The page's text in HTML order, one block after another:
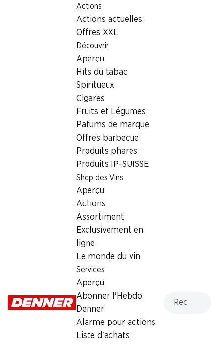
Actions
Actions actuelles
Offres XXL
Découvrir
Aperçu
Hits du tabac
Spiritueux
Cigares
Fruits et Légumes
Pafums de marque
Offres barbecue
Produits phares
Produits IP-SUISSE
Shop des Vins
Aperçu
Actions
Assortiment
Exclusivement en
ligne
Le monde du vin
Services
Aperçu
Abonner l'Hebdo
Denner
Alarme pour actions
Liste d'achats
Localisateur de succursales
Succursale Denner Emmentalstrasse 11, 3510 Konolfingen
3510 Konolfingen
Succursale Denner
Emmentalstrasse 11, 3510 Konolfingen
Heures d'ouverture
Mercredi